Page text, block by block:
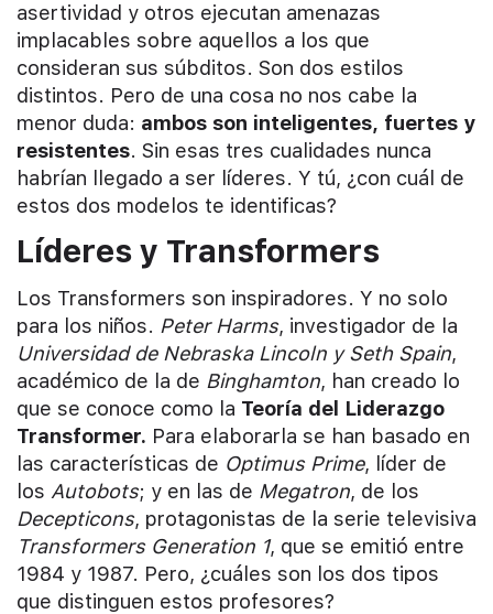
asertividad y otros ejecutan amenazas
implacables sobre aquellos a los que
consideran sus súbditos. Son dos estilos
distintos. Pero de una cosa no nos cabe la
menor duda: ambos son inteligentes, fuertes y
resistentes. Sin esas tres cualidades nunca
habrían llegado a ser líderes. Y tú, ¿con cuál de
estos dos modelos te identificas?
Líderes y Transformers
Los Transformers son inspiradores. Y no solo
para los niños. Peter Harms, investigador de la
Universidad de Nebraska Lincoln y Seth Spain,
académico de la de Binghamton, han creado lo
que se conoce como la Teoría del Liderazgo
Transformer. Para elaborarla se han basado en
las características de Optimus Prime, líder de
los Autobots; y en las de Megatron, de los
Decepticons, protagonistas de la serie televisiva
Transformers Generation 1, que se emitió entre
1984 y 1987. Pero, ¿cuáles son los dos tipos
que distinguen estos profesores?